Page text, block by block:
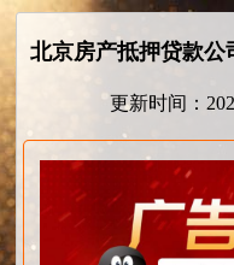
北京房产抵押贷款公
规靠谱的
更新时间：